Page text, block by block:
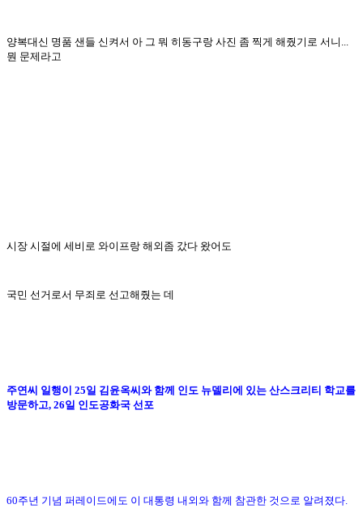
양복대신 명품 샌들 신켜서 아 그 뭐 히동구랑 사진 좀 찍게 해줬기로 서니...
뭔 문제라고
시장 시절에 세비로 와이프랑 해외좀 갔다 왔어도
국민 선거로서 무죄로 선고해줬는 데
주연씨 일행이 25일 김윤옥씨와 함께 인도 뉴델리에 있는 산스크리티 학교를
방문하고, 26일 인도공화국 선포
60주년 기념 퍼레이드에도 이 대통령 내외와 함께 참관한 것으로 알려졌다.